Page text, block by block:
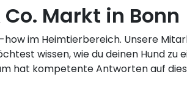
Markt in Bonn
im Heimtierbereich. Unsere
wissen, wie du deinen Hund zu
hat kompetente Antworten auf